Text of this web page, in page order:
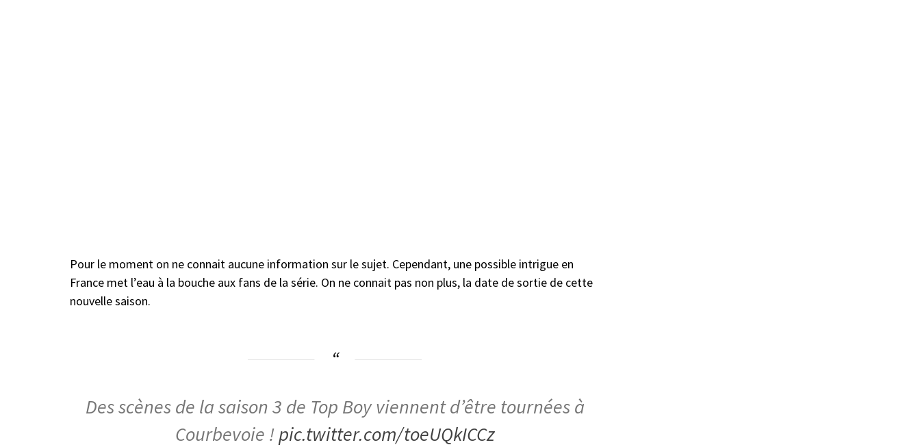
Pour le moment on ne connait aucune information sur le sujet. Cependant, une possible intrigue en
France met l’eau à la bouche aux fans de la série. On ne connait pas non plus, la date de sortie de cette
nouvelle saison.
Des scènes de la saison 3 de Top Boy viennent d’être tournées à
Courbevoie !pic.twitter.com/toeUQkICCz